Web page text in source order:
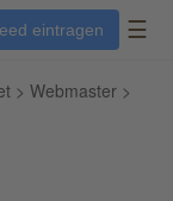
eintragen ☰
> Webmaster >